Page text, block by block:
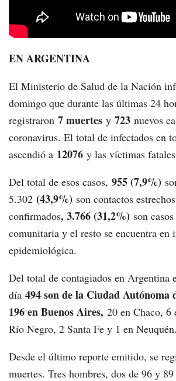
EN ARGENTINA
El Ministerio de Salud de la Nación
domingo que durante las últimas 24
registraron 7 muertes y 723 nuevos
coronavirus. El total de infectados en
ascendió a 12076 y las víctimas
Del total de esos casos, 955 (7,9%)
5.302 (43,9%) son contactos
confirmados, 3.766 (31,2%) son
comunitaria y el resto se encuentra en
epidemiológica.
Del total de contagiados en Argentina
día 494 son de la Ciudad Autónoma
196 en Buenos Aires, 20 en Chaco, 6
Río Negro, 2 Santa Fe y 1 en Neuquén.
Desde el último reporte emitido, se
muertes. Tres hombres, dos de 96 y